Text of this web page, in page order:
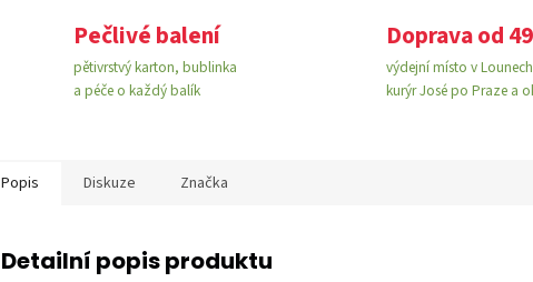
Pečlivé balení
pětivrstvý karton, bublinka
a péče o každý balík
Doprava od
výdejní místo v
kurýr José po Praze a
Popis Diskuze Značka
Detailní popis produktu